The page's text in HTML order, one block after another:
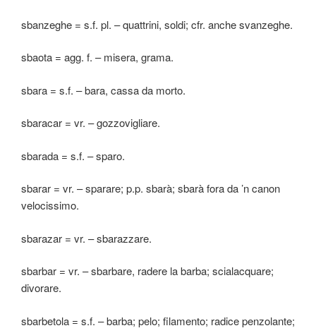
sbanzeghe = s.f. pl. – quattrini, soldi; cfr. anche svanzeghe.
sbaota = agg. f. – misera, grama.
sbara = s.f. – bara, cassa da morto.
sbaracar = vr. – gozzovigliare.
sbarada = s.f. – sparo.
sbarar = vr. – sparare; p.p. sbarà; sbarà fora da ’n canon
velocissimo.
sbarazar = vr. – sbarazzare.
sbarbar = vr. – sbarbare, radere la barba; scialacquare;
divorare.
sbarbetola = s.f. – barba; pelo; filamento; radice penzolante;